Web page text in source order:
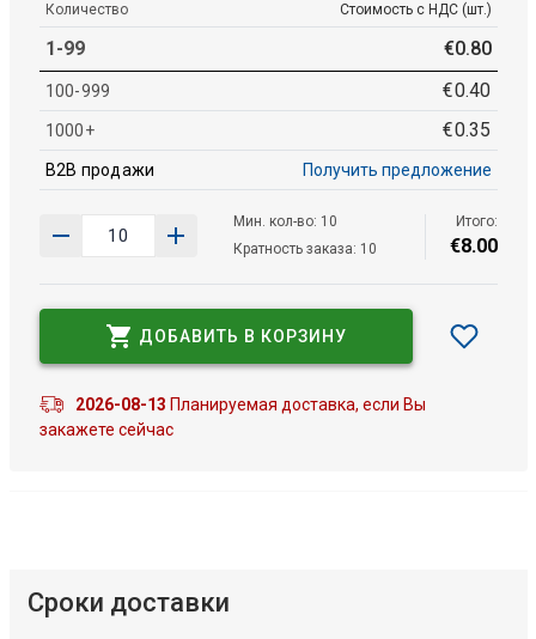
Количество Стоимость с НДС (шт.)
1-99 €0.80
100-999 €0.40
1000+ €0.35
B2B продажи Получить предложение
Мин. кол-во: 10
Кратность заказа: 10
Итого:
€8.00
ДОБАВИТЬ В КОРЗИНУ
2026-08-13 Планируемая доставка, если Вы
закажете сейчас
Сроки доставки